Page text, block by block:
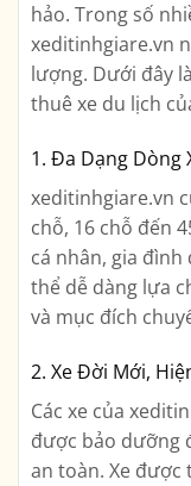
hảo. Trong số
xeditinhgiare.vn
lượng. Dưới đây
thuê xe du lịch
1. Đa Dạng Dòng
xeditinhgiare.vn
chỗ, 16 chỗ đến
cá nhân, gia đình
thể dễ dàng lựa
và mục đích
2. Xe Đời Mới,
Các xe của
được bảo dưỡng
an toàn. Xe